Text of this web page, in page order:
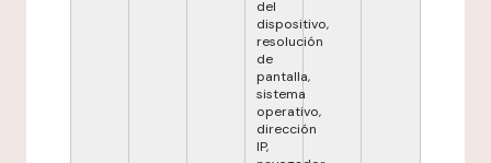
del
dispositivo,
resolución
de
pantalla,
sistema
operativo,
dirección
IP,